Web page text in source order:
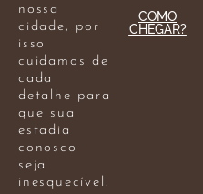
nossa
cidade, por
isso
cuidamos de
cada
detalhe para
que sua
estadia
conosco
seja
inesquecível.
COMO
CHEGAR?